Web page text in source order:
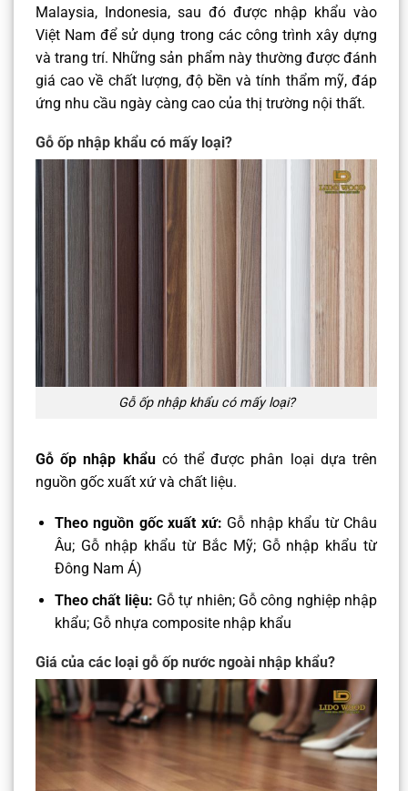
Malaysia, Indonesia, sau đó được nhập khẩu vào
Việt Nam để sử dụng trong các công trình xây dựng
và trang trí. Những sản phẩm này thường được đánh
giá cao về chất lượng, độ bền và tính thẩm mỹ, đáp
ứng nhu cầu ngày càng cao của thị trường nội thất.
Gỗ ốp nhập khẩu có mấy loại?
Gỗ ốp nhập khẩu có mấy loại?
Gỗ ốp nhập khẩucó thể được phân loại dựa trên
nguồn gốc xuất xứ và chất liệu.
Theo nguồn gốc xuất xứ: Gỗ nhập khẩu từ Châu
Âu; Gỗ nhập khẩu từ Bắc Mỹ; Gỗ nhập khẩu từ
Đông Nam Á)
Theo chất liệu: Gỗ tự nhiên; Gỗ công nghiệp nhập
khẩu; Gỗ nhựa composite nhập khẩu
Giá của các loại gỗ ốp nước ngoài nhập khẩu?